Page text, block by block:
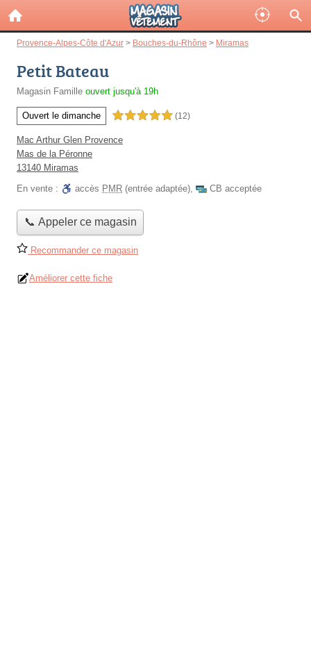
Provence-Alpes-Côte d'Azur > Bouches-du-Rhône > Miramas
Petit Bateau
Magasin Famille ouvert jusqu'à 19h
Ouvert le dimanche 5,0 étoiles sur 5 (12)
Mac Arthur Glen Provence
Mas de la Péronne
13140 Miramas
En vente :
accès PMR (entrée adaptée), CB acceptée
📞 Appeler ce magasin
Recommander ce magasin
Améliorer cette fiche